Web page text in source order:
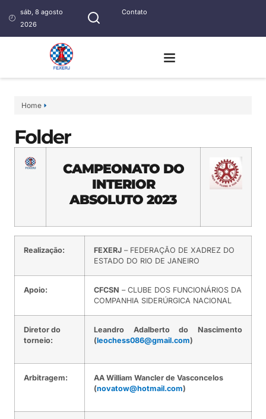
sáb, 8 agosto
2026
Contato
Home
Folder
CAMPEONATO DO
INTERIOR
ABSOLUTO 2023
Realização: FEXERJ – FEDERAÇÃO DE XADREZ DO
ESTADO DO RIO DE JANEIRO
Apoio: CFCSN – CLUBE DOS FUNCIONÁRIOS DA
COMPANHIA SIDERÚRGICA NACIONAL
Diretor do
torneio:
Leandro Adalberto do Nascimento
(leochess086@gmail.com)
Arbitragem:
AA William Wancler de Vasconcelos
(novatow@hotmail.com)